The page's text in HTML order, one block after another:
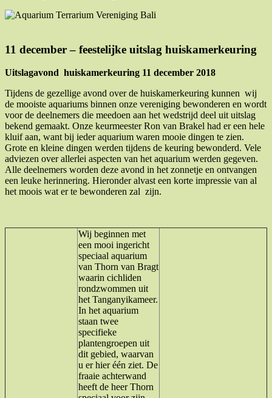
11 december – feestelijke uitslag huiskamerkeuring
Uitslagavond huiskamerkeuring 11 december 2018
Tijdens de gezellige avond over de huiskamerkeuring kunnen wij
de mooiste aquariums binnen onze vereniging bewonderen en wordt
voor de deelnemers die meedoen aan het wedstrijd deel uit uitslag
bekend gemaakt. Onze keurmeester Ron van Brakel had er een hele
kluif aan, want bij ieder aquarium waren mooie dingen te zien.
Grote en kleine dingen werden tijdens de keuring bewonderd. Vele
adviezen over allerlei aspecten van het aquarium werden gegeven.
Alle deelnemers worden deze avond in het zonnetje en ontvangen
een leuke herinnering. Hieronder alvast een korte impressie van al
het moois wat er te bewonderen zal zijn.
Wij beginnen met
een mooi ingericht
speciaal aquarium
van Thorn van Bragt
waarin cichliden
rondzwommen uit
het Tanganyikameer.
In het aquarium
staan twee
specifieke
plantengroepen uit
dit gebied, waarvan
u er hier één ziet. De
fraaie achterwand
heeft de heer Thorn